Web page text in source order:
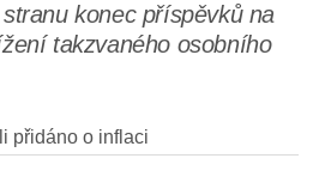
konec příspěvků na
takzvaného osobního